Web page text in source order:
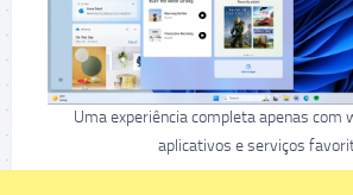
Uma experiência completa apenas com
aplicativos e serviços